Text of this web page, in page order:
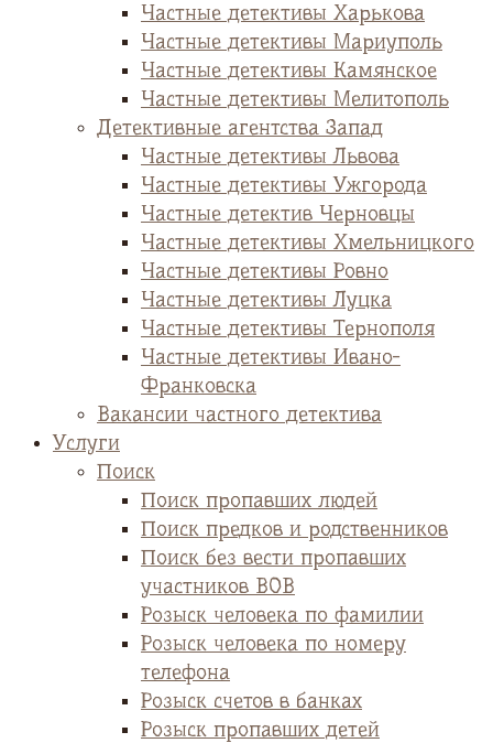
Частные детективы Харькова
Частные детективы Мариуполь
Частные детективы Камянское
Частные детективы Мелитополь
Детективные агентства Запад
Частные детективы Львова
Частные детективы Ужгорода
Частные детектив Черновцы
Частные детективы Хмельницкого
Частные детективы Ровно
Частные детективы Луцка
Частные детективы Тернополя
Частные детективы Ивано-
Франковска
Вакансии частного детектива
Услуги
Поиск
Поиск пропавших людей
Поиск предков и родственников
Поиск без вести пропавших
участников ВОВ
Розыск человека по фамилии
Розыск человека по номеру
телефона
Розыск счетов в банках
Розыск пропавших детей